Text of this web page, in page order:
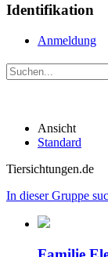
Identifikation
Anmeldung
Ansicht
Standard
Tiersichtungen.de
In dieser Gruppe